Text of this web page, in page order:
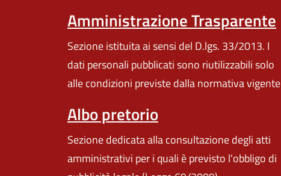
Amministrazione Trasparente
Sezione istituita ai sensi del D.lgs. 33/2013. I
dati personali pubblicati sono riutilizzabili solo
alle condizioni previste dalla normativa vigente
Albo pretorio
Sezione dedicata alla consultazione degli atti
amministrativi per i quali è previsto l'obbligo di